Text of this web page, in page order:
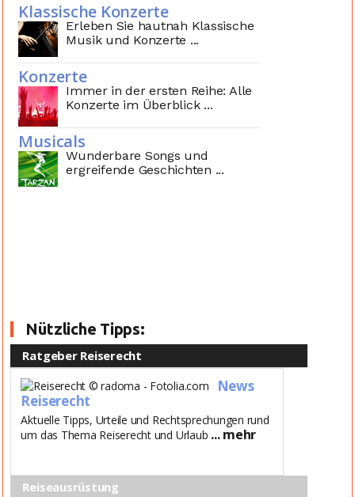
Klassische Konzerte
Erleben Sie hautnah Klassische
Musik und Konzerte ...
Konzerte
Immer in der ersten Reihe: Alle
Konzerte im Überblick ...
Musicals
Wunderbare Songs und
ergreifende Geschichten ...
Nützliche Tipps:
Ratgeber Reiserecht
News
Reiserecht
Aktuelle Tipps, Urteile und Rechtsprechungen rund
um das Thema Reiserecht und Urlaub ... mehr
Reiseausrüstung